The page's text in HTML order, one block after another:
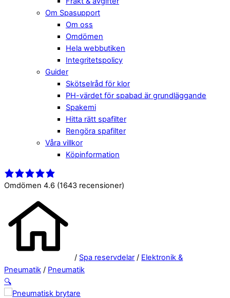
Om Spasupport
Om oss
Omdömen
Hela webbutiken
Integritetspolicy
Guider
Skötselråd för klor
PH-värdet för spabad är grundläggande
Spakemi
Hitta rätt spafilter
Rengöra spafilter
Våra villkor
Köpinformation
Close
Menu
Menu
Omdömen 4.6 (1643 recensioner)
/ Spa reservdelar / Elektronik &
Pneumatik / Pneumatik
🔍